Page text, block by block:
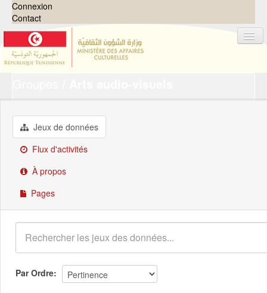
Connexion
Contact
Groupes
Demandes
À propos
Jeux de données
Flux d'activités
À propos
Pages
Par Ordre